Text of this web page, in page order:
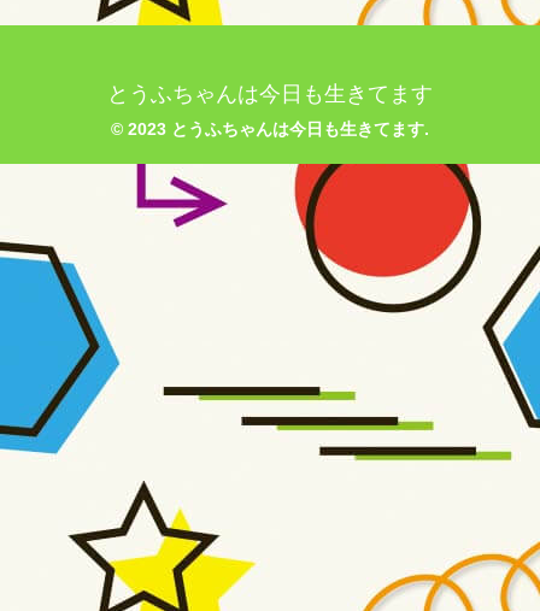
とうふちゃんは今日も生きてます
© 2023 とうふちゃんは今日も生きてます.